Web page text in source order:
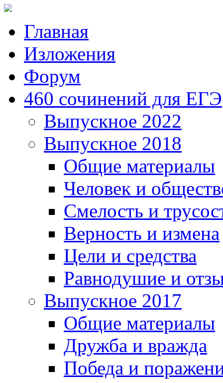
Главная
Изложения
Форум
460 сочинений для ЕГЭ
Выпускное 2022
Выпускное 2018
Общие материалы
Человек и
Смелость и
Верность и измена
Цели и средства
Равнодушие и
Выпускное 2017
Общие материалы
Дружба и вражда
Победа и